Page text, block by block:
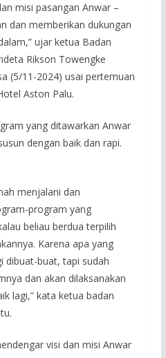
misi pasangan Anwar –
dan memberikan dukungan
ujar ketua Badan
Rikson Towengke
(5/11-2024) usai pertemuan
Aston Palu.
yang ditawarkan Anwar
dengan baik dan rapi.
menjalani dan
program yang
beliau berdua terpilih
Karena apa yang
dibuat-buat, tapi sudah
dan akan dilaksanakan
lagi,” kata ketua badan
visi dan misi Anwar